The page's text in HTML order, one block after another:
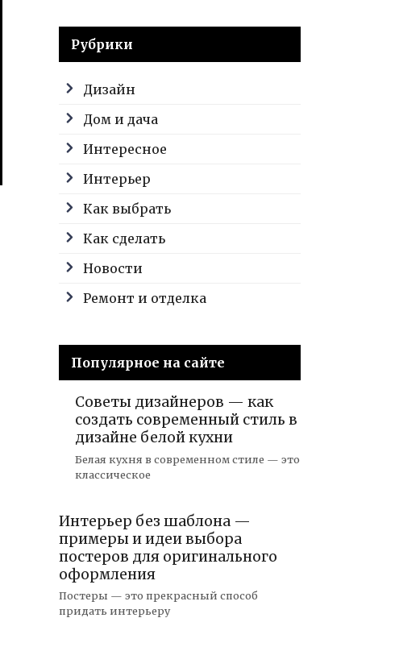
Рубрики
Дизайн
Дом и дача
Интересное
Интерьер
Как выбрать
Как сделать
Новости
Ремонт и отделка
Популярное на сайте
Советы дизайнеров — как
создать современный стиль в
дизайне белой кухни
Белая кухня в современном стиле — это
классическое
Интерьер без шаблона —
примеры и идеи выбора
постеров для оригинального
оформления
Постеры — это прекрасный способ
придать интерьеру